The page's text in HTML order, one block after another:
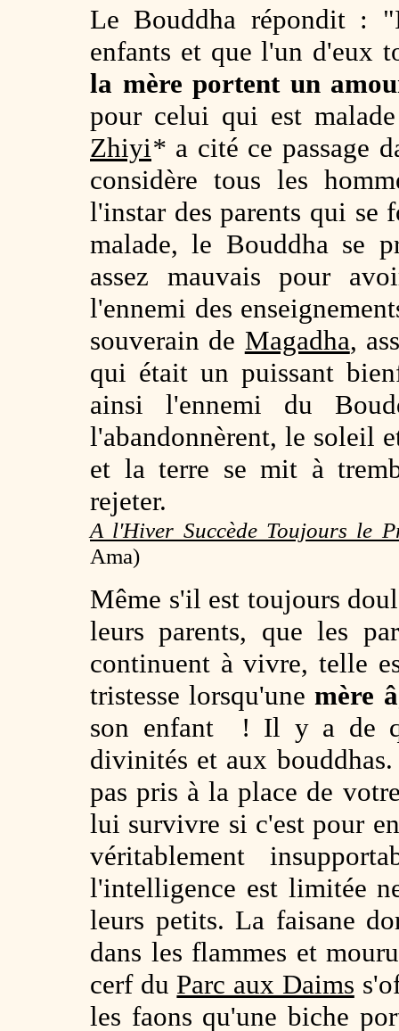
Le Bouddha répondit :
enfants et que l'un d'eux
la mère portent un
pour celui qui est
Zhiyi* a cité ce passage
considère tous les
l'instar des parents qui se
malade, le Bouddha se
assez mauvais pour
l'ennemi des
souverain de Magadha,
qui était un puissant
ainsi l'ennemi du
l'abandonnèrent, le soleil
et la terre se mit à
rejeter.
A l'Hiver Succède Toujours le
Ama)
Même s'il est toujours
leurs parents, que les
continuent à vivre, telle
tristesse lorsqu'unemère
son enfant ! Il y a de
divinités et aux
pas pris à la place de
lui survivre si c'est pour
véritablement
l'intelligence est limitée
leurs petits. La faisane
dans les flammes et
cerf du Parc aux Daims
les faons qu'une biche